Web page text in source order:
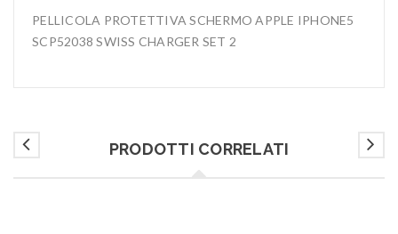
PELLICOLA PROTETTIVA SCHERMO APPLE IPHONE5
SCP52038 SWISS CHARGER SET 2
PRODOTTI CORRELATI